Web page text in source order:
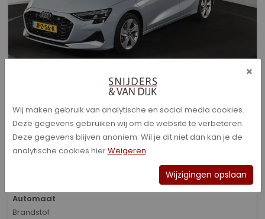
Audi A3 - Sportback 40 TFSI e Advanced edition
Bouwjaar
01-2026
Kilometerstand
Automaat
Brandstof
×
Wij maken gebruik van analytische en social media cookies.
Deze gegevens gebruiken wij om de website te verbeteren.
Deze gegevens blijven anoniem. Wil je dit niet dan kan je de
analytische cookies hierWeigeren
Wijzigingen opslaan